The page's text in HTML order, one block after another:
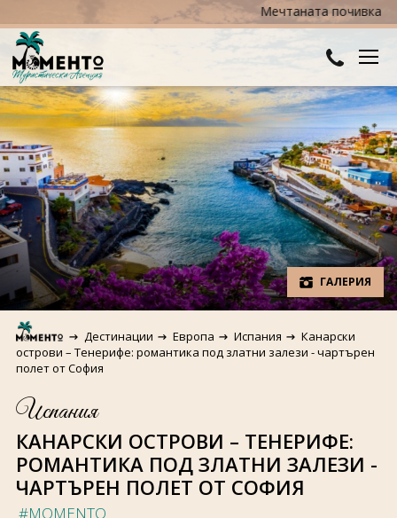
Мечтаната почивка е
ДЕСТИНАЦИИ
Австралия и Океания
Азия
Африка
Европа
Северна Америка
Южна Америка
ХОТЕЛИ
Хотели в България
Хотели в Гърция
Хотели в Турция
КРУИЗИ
ТУРЦИЯ
ПРАЗНИЦИ
Великден
Коледа
ПОЛЕЗНО
КОНТАКТИ
За нас
Общи условия
Политика за
поверителност
ГАЛЕРИЯ
Дестинации Европа Испания
Канарски
острови – Тенерифе: романтика под златни залези - чартърен
полет от София
Испания
КАНАРСКИ ОСТРОВИ – ТЕНЕРИФЕ:
РОМАНТИКА ПОД ЗЛАТНИ ЗАЛЕЗИ -
ЧАРТЪРЕН ПОЛЕТ ОТ СОФИЯ
#MOMENTO